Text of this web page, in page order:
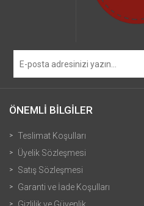
ÖNEMLİ BİLGİLER
Teslimat Koşulları
Üyelik Sözleşmesi
Satış Sözleşmesi
Garanti ve İade Koşulları